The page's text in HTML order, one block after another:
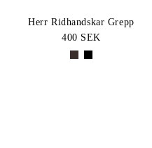
Herr Ridhandskar Grepp
400 SEK